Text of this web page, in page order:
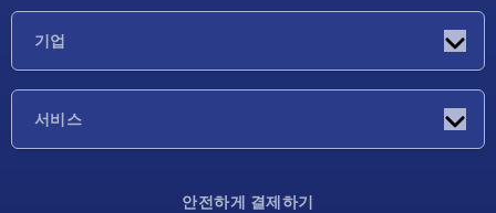
기업
서비스
안전하게 결제하기